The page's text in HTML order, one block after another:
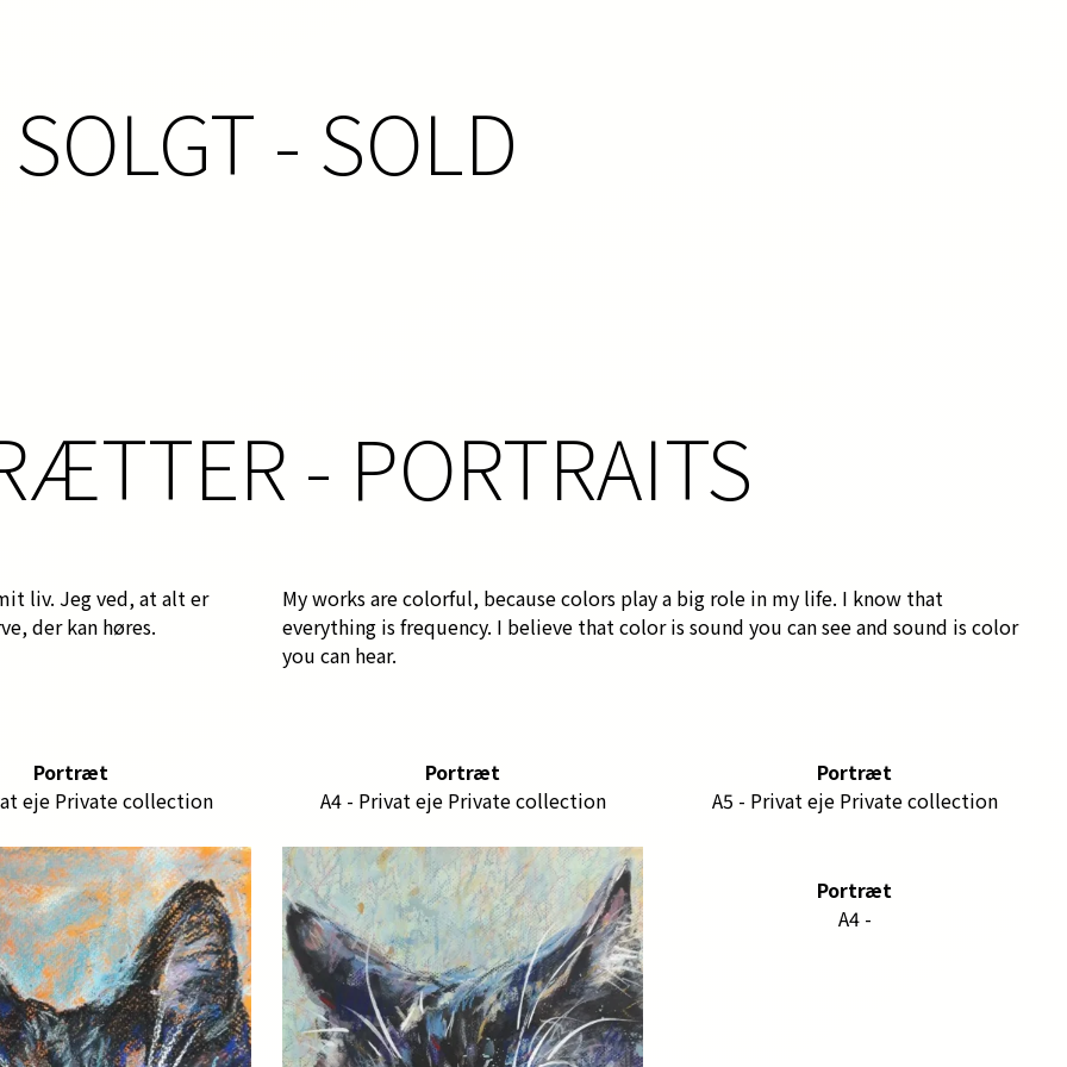
SOLGT - SOLD
- PORTRAITS
liv. Jeg ved, at alt er
der kan høres.
My works are colorful, because colors play a big role in my life. I know that
everything is frequency. I believe that color is sound you can see and sound is color
you can hear.
Portræt
eje Private collection
Portræt
A4 - Privat eje Private collection
Portræt
A5 - Privat eje Private collection
Portræt
A4 -